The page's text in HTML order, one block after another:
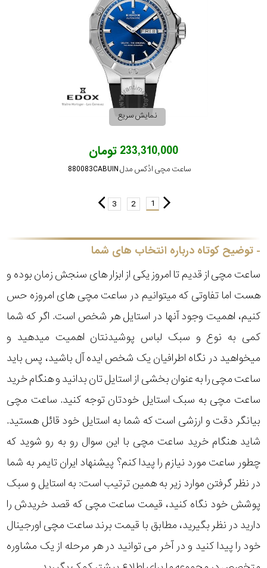
نمایش سریع
233,310,000 تومان
ساعت مچی ادُکس مدل 880083CABUIN
1
2
3
توضیح کوتاه درباره انتخاب های شما
ساعت مچی از قدیم تا امروز یکی از ابزار های سنجش زمان بوده و
هست اما تفاوتی که میتوانیم در ساعت مچی های امروزه حس
کنیم، اهمیت وجود آنها در استایل هر شخص است. اگر که شما
کمی به نوع و سبک لباس پوشیدنتان اهمیت میدهید و
میخواهید در نگاه اطرافیان یک شخص ایده آل باشید، پس باید
ساعت مچی را به عنوان بخشی از استایل تان بدانید و هنگام خرید
ساعت مچی به سبک استایل خودتان توجه کنید. ساعت مچی
بیانگر دقت و ارزشی است که شما به استایل خود قائل هستید.
شاید هنگام خرید ساعت مچی با این سوال رو به رو شوید که
چطور ساعت مورد نیازم را پیدا کنم؟ پیشنهاد ایران تایمر به شما
در نظر گرفتن موارد زیر به همین ترتیب است: به استایل و سبک
پوشش خود نگاه کنید، قیمت ساعت مچی که قصد خریدش را
دارید در نظر بگیرید، مطابق با قیمت برند ساعت مچی اورجینال
خود را پیدا کنید و در آخر می توانید در هر مرحله از یک مشاوره